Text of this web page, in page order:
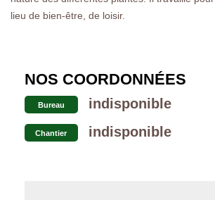
lieu de bien-être, de loisir.
NOS COORDONNÉES
Bureau indisponible
Chantier indisponible